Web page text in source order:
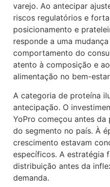
varejo. Ao antecipar
riscos regulatórios e
posicionamento e
responde a uma
comportamento do
atento à composição e
alimentação no bem-
A categoria de proteína
antecipação. O
YoPro começou antes da
do segmento no país. À
crescimento estavam
específicos. A estratégia
distribuição antes da
demanda.